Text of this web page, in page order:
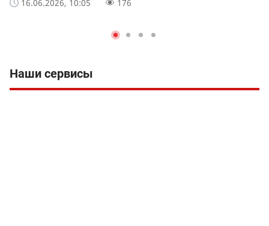
16.06.2026, 10:05 176
Наши сервисы